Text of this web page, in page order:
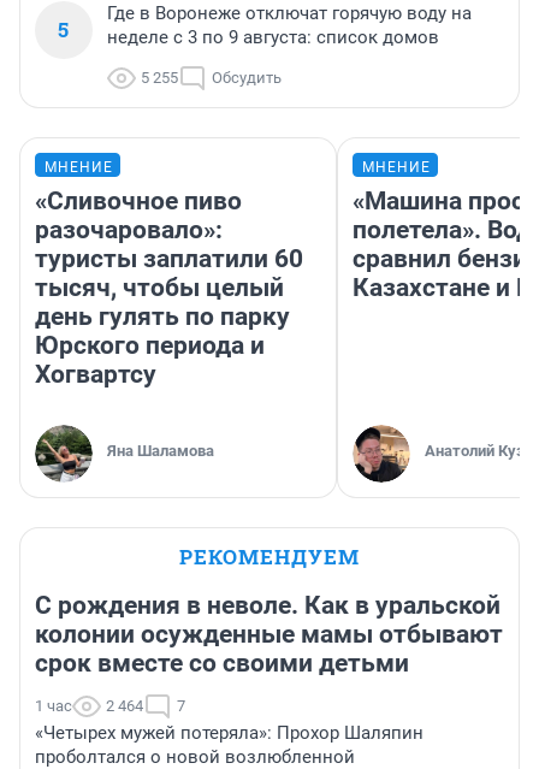
5
Где в Воронеже отключат горячую воду на
неделе с 3 по 9 августа: список домов
5 255 Обсудить
МНЕНИЕ
«Сливочное пиво
разочаровало»:
туристы заплатили 60
тысяч, чтобы целый
день гулять по парку
Юрского периода и
Хогвартсу
Яна Шаламова
МНЕНИЕ
«Машина
полетела».
сравнил
Казахстане и
Анатолий
РЕКОМЕНДУЕМ
С рождения в неволе. Как в уральской
колонии осужденные мамы отбывают
срок вместе со своими детьми
1 час 2 464 7
«Четырех мужей потеряла»: Прохор Шаляпин
проболтался о новой возлюбленной